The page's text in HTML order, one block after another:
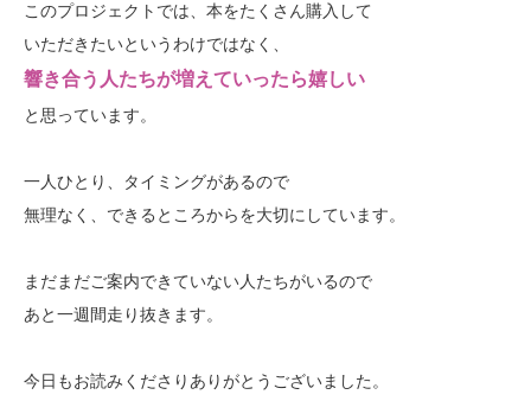
このプロジェクトでは、本をたくさん購入して
いただきたいというわけではなく、
響き合う人たちが増えていったら嬉しい
と思っています。
一人ひとり、タイミングがあるので
無理なく、できるところからを大切にしています。
まだまだご案内できていない人たちがいるので
あと一週間走り抜きます。
今日もお読みくださりありがとうございました。